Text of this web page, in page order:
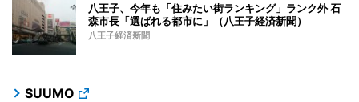
八王子、今年も「住みたい街ランキング」ランク外 石
森市長「選ばれる都市に」（八王子経済新聞）
八王子経済新聞
SUUMO